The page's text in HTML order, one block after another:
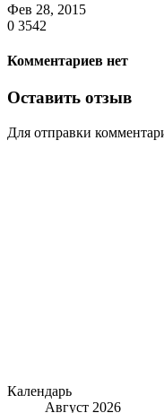
Фев 28, 2015
0 3542
Комментариев нет
Оставить отзыв
Для отправки
Календарь
Август 2026